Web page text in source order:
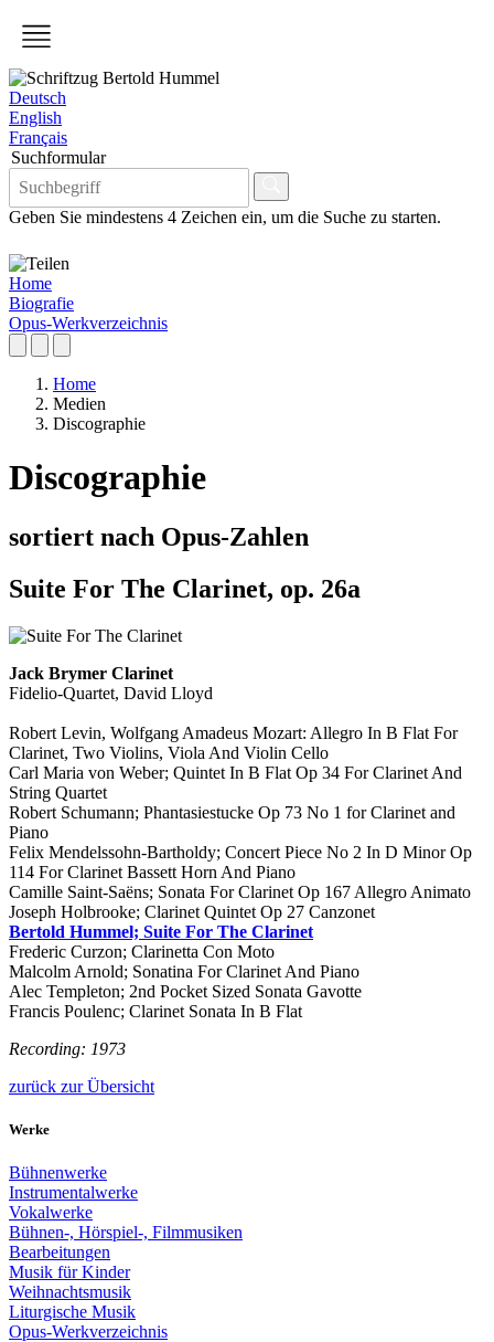
Deutsch
English
Français
Suchformular
Geben Sie mindestens 4 Zeichen ein, um die Suche zu starten.
Home
Biografie
Opus-Werkverzeichnis
Home
Medien
Discographie
Discographie
sortiert nach Opus-Zahlen
Suite For The Clarinet, op. 26a
Jack Brymer Clarinet
Fidelio-Quartet, David Lloyd
Robert Levin, Wolfgang Amadeus Mozart: Allegro In B Flat For
Clarinet, Two Violins, Viola And Violin Cello
Carl Maria von Weber; Quintet In B Flat Op 34 For Clarinet And
String Quartet
Robert Schumann; Phantasiestucke Op 73 No 1 for Clarinet and
Piano
Felix Mendelssohn-Bartholdy; Concert Piece No 2 In D Minor Op
114 For Clarinet Bassett Horn And Piano
Camille Saint-Saëns; Sonata For Clarinet Op 167 Allegro Animato
Joseph Holbrooke; Clarinet Quintet Op 27 Canzonet
Bertold Hummel; Suite For The Clarinet
Frederic Curzon; Clarinetta Con Moto
Malcolm Arnold; Sonatina For Clarinet And Piano
Alec Templeton; 2nd Pocket Sized Sonata Gavotte
Francis Poulenc; Clarinet Sonata In B Flat
Recording: 1973
zurück zur Übersicht
Werke
Bühnenwerke
Instrumentalwerke
Vokalwerke
Bühnen-, Hörspiel-, Filmmusiken
Bearbeitungen
Musik für Kinder
Weihnachtsmusik
Liturgische Musik
Opus-Werkverzeichnis